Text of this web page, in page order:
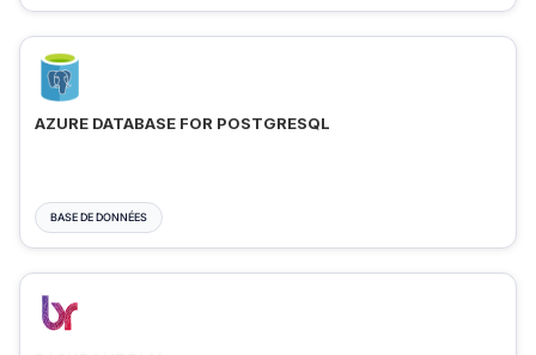
AZURE DATABASE FOR POSTGRESQL
BASE DE DONNÉES